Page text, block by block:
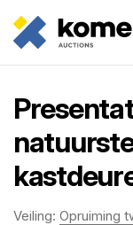
Veiling: Opruiming